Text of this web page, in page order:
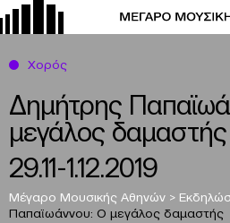
Δημήτρης
μεγάλος δαμαστής
29.11-1.12.2019
Μέγαρο Μουσικής Αθηνών >
Παπαϊωάννου: Ο μεγάλος δαμαστής
Χορός